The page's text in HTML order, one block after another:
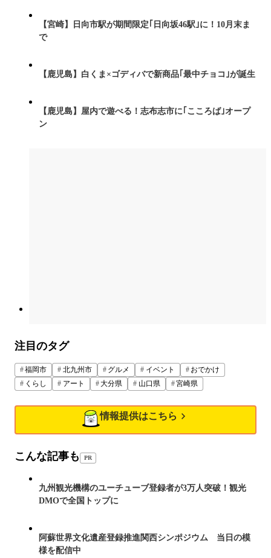
【宮崎】日向市駅が期間限定｢日向坂46駅｣に！10月末ま
で
【鹿児島】白くま×ゴディバで新商品｢最中チョコ｣が誕生
【鹿児島】屋内で遊べる！志布志市に｢こころば｣オープ
ン
注目のタグ
福岡市 北九州市 グルメ イベント
おでかけ
くらし
アート 大分県 山口県 宮崎県
情報提供はこちら
こんな記事も PR
九州観光機構のユーチューブ登録者が3万人突破！観光
DMOで全国トップに
阿蘇世界文化遺産登録推進関西シンポジウム 当日の模
様を配信中